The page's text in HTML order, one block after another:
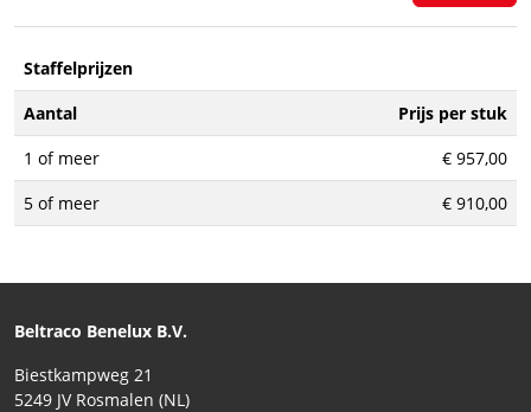
Staffelprijzen
Aantal
Prijs per stuk
1 of meer
€ 957,00
5 of meer
€ 910,00
Beltraco Benelux B.V.
Biestkampweg 21
5249 JV Rosmalen (NL)